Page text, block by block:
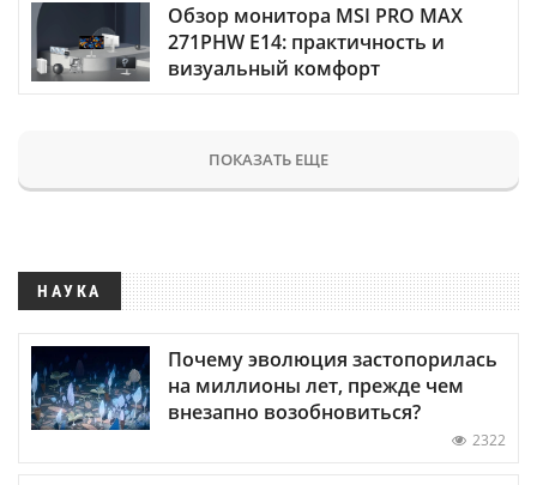
Обзор монитора MSI PRO MAX
271PHW E14: практичность и
визуальный комфорт
ПОКАЗАТЬ ЕЩЕ
НАУКА
Почему эволюция застопорилась
на миллионы лет, прежде чем
внезапно возобновиться?
2322